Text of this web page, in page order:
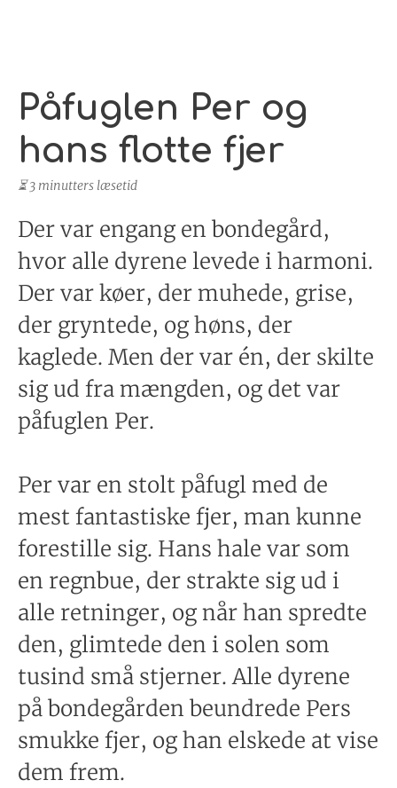
Påfuglen Per og
hans flotte fjer
⏳ 3 minutters læsetid
Der var engang en bondegård,
hvor alle dyrene levede i harmoni.
Der var køer, der muhede, grise,
der gryntede, og høns, der
kaglede. Men der var én, der skilte
sig ud fra mængden, og det var
påfuglen Per.
Per var en stolt påfugl med de
mest fantastiske fjer, man kunne
forestille sig. Hans hale var som
en regnbue, der strakte sig ud i
alle retninger, og når han spredte
den, glimtede den i solen som
tusind små stjerner. Alle dyrene
på bondegården beundrede Pers
smukke fjer, og han elskede at vise
dem frem.